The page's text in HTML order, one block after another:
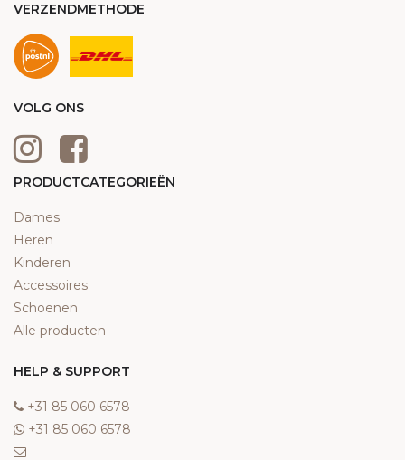
VERZENDMETHODE
VOLG ONS
PRODUCTCATEGORIEËN
Dames
Heren
Kinderen
Accessoires
Schoenen
Alle producten
HELP & SUPPORT
‎+31 85 060 6578
‎+31 85 060 6578